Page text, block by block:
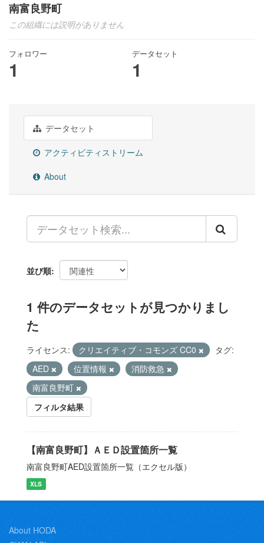
南富良野町
この組織には説明がありません
フォロワー
1
データセット
1
データセット
アクティビティストリーム
About
並び順
1 件のデータセットが見つかりまし
た
ライセンス: クリエイティブ・コモンズ CC0
タグ:
AED
位置情報
消防救急
南富良野町
フィルタ結果
【南富良野町】ＡＥＤ設置箇所一覧
南富良野町AED設置箇所一覧（エクセル版）
XLS
About HODA